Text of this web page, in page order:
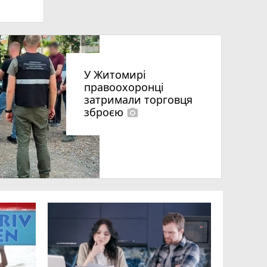
У Житомирі
правоохоронці
затримали торговця
зброєю photo_camera